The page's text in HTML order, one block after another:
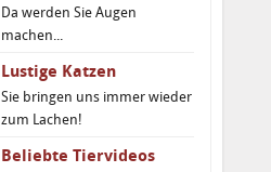
Da werden Sie Augen
machen...
Lustige Katzen
Sie bringen uns immer wieder
zum Lachen!
Beliebte Tiervideos